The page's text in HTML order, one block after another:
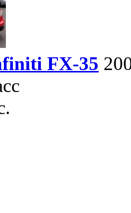
FX-35